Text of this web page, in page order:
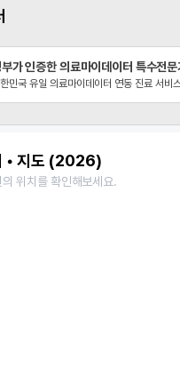
가 인증한 의료마이데이터 특수전
민국 유일 의료마이데이터 연동 진료 서비
• 지도 (2026)
위치를 확인해보세요.